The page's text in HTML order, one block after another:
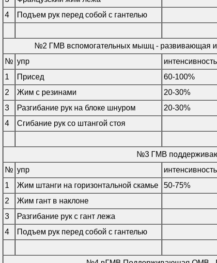
4
Подъем рук перед собой с гантелью
№2 ГМВ вспомогательных мышц - развивающая
№ упр
интенсивность
1
Присед
60-100%
2
Жим с резинами
20-30%
3
Разгибание рук на блоке шнуром
20-30%
4
Сгибание рук со штангой стоя
№3 ГМВ
№ упр
интенсивность
1
Жим штанги на горизонтальной скамье
50-75%
2
Жим гант в наклоне
3
Разгибание рук с гант лежа
4
Подъем рук перед собой с гантелью